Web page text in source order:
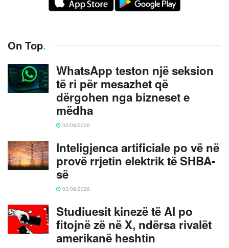
On Top.
WhatsApp teston një seksion
të ri për mesazhet që
dërgohen nga bizneset e
mëdha
03/08/2026
Inteligjenca artificiale po vë në
provë rrjetin elektrik të SHBA-
së
03/08/2026
Studiuesit kinezë të AI po
fitojnë zë në X, ndërsa rivalët
amerikanë heshtin